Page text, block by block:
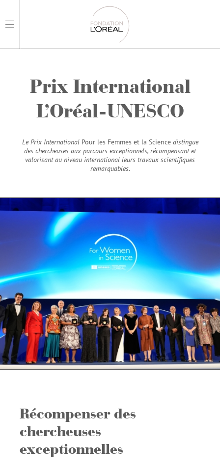
Prix International
L’Oréal-UNESCO
Le Prix International Pour les Femmes et la Sciencedistingue
des chercheuses aux parcours exceptionnels, récompensant et
valorisant au niveau international leurs travaux scientifiques
remarquables.
Récompenser des
chercheuses
exceptionnelles